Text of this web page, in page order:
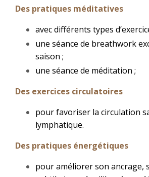
Des pratiques méditatives
avec différents types
une séance de breathwork
saison ;
une séance de méditation ;
Des exercices circulatoires
pour favoriser la circulation
lymphatique.
Des pratiques énergétiques
pour améliorer son ancrage,